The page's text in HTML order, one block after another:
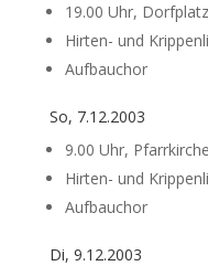
19.00 Uhr,
Hirten- und
Aufbauchor
So, 7.12.2003
9.00 Uhr,
Hirten- und
Aufbauchor
Di, 9.12.2003